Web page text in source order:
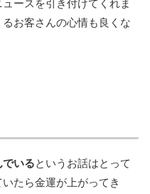
ースを引き付けてくれま
お客さんの心情も良くな
でいるというお話はとって
たら金運が上がってき